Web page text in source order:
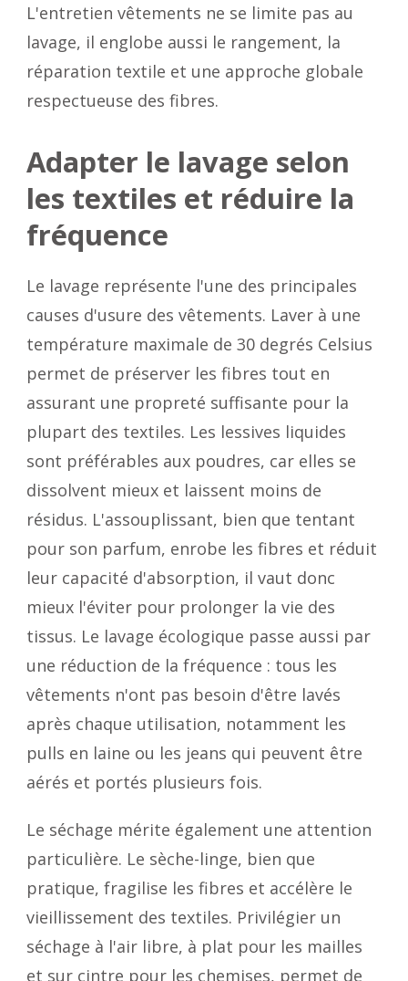
L'entretien vêtements ne se limite pas au
lavage, il englobe aussi le rangement, la
réparation textile et une approche globale
respectueuse des fibres.
Adapter le lavage selon
les textiles et réduire la
fréquence
Le lavage représente l'une des principales
causes d'usure des vêtements. Laver à une
température maximale de 30 degrés Celsius
permet de préserver les fibres tout en
assurant une propreté suffisante pour la
plupart des textiles. Les lessives liquides
sont préférables aux poudres, car elles se
dissolvent mieux et laissent moins de
résidus. L'assouplissant, bien que tentant
pour son parfum, enrobe les fibres et réduit
leur capacité d'absorption, il vaut donc
mieux l'éviter pour prolonger la vie des
tissus. Le lavage écologique passe aussi par
une réduction de la fréquence : tous les
vêtements n'ont pas besoin d'être lavés
après chaque utilisation, notamment les
pulls en laine ou les jeans qui peuvent être
aérés et portés plusieurs fois.
Le séchage mérite également une attention
particulière. Le sèche-linge, bien que
pratique, fragilise les fibres et accélère le
vieillissement des textiles. Privilégier un
séchage à l'air libre, à plat pour les mailles
et sur cintre pour les chemises, permet de